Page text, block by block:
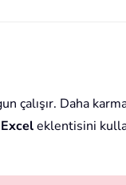
çalışır. Daha
eklentisini